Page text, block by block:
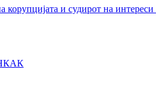
и судирот на